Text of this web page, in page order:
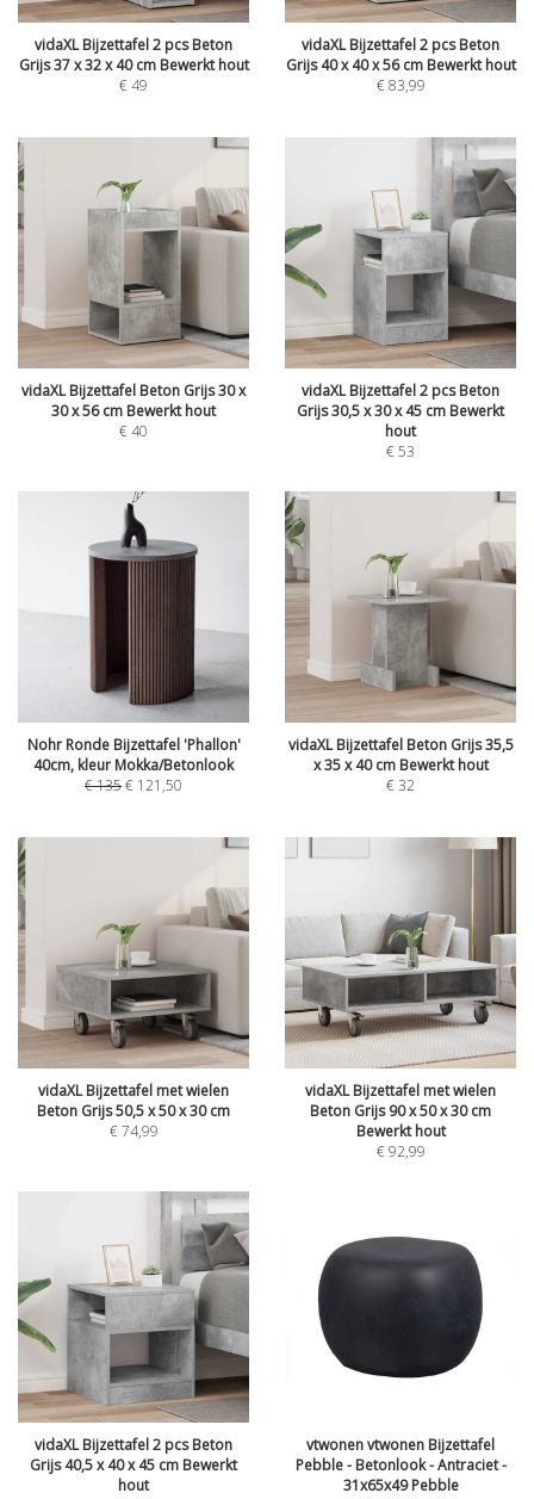
vidaXL Bijzettafel 2 pcs Beton
Grijs 37 x 32 x 40 cm Bewerkt hout
€49
vidaXL Bijzettafel 2 pcs Beton
Grijs 40 x 40 x 56 cm Bewerkt hout
€83,99
vidaXL Bijzettafel Beton Grijs 30 x
30 x 56 cm Bewerkt hout
€40
vidaXL Bijzettafel 2 pcs Beton
Grijs 30,5 x 30 x 45 cm Bewerkt
hout
€53
Nohr Ronde Bijzettafel 'Phallon'
40cm, kleur Mokka/Betonlook
€135€ 121,50
vidaXL Bijzettafel Beton Grijs 35,5
x 35 x 40 cm Bewerkt hout
€32
vidaXL Bijzettafel met wielen
Beton Grijs 50,5 x 50 x 30 cm
€74,99
vidaXL Bijzettafel met wielen
Beton Grijs 90 x 50 x 30 cm
Bewerkt hout
€92,99
vidaXL Bijzettafel 2 pcs Beton
Grijs 40,5 x 40 x 45 cm Bewerkt
hout
vtwonen vtwonen Bijzettafel
Pebble - Betonlook - Antraciet -
31x65x49 Pebble